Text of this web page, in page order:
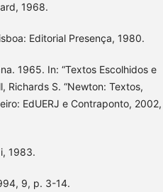
1968.
Editorial Presença, 1980.
1965. In: “Textos Escolhidos e
Richards S. “Newton: Textos,
EdUERJ e Contraponto, 2002,
1983.
9, p. 3-14.